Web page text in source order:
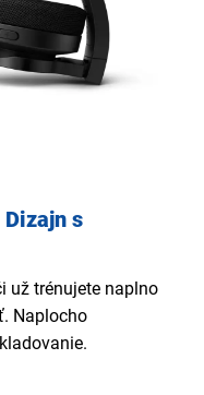
s
už trénujete naplno
Naplocho